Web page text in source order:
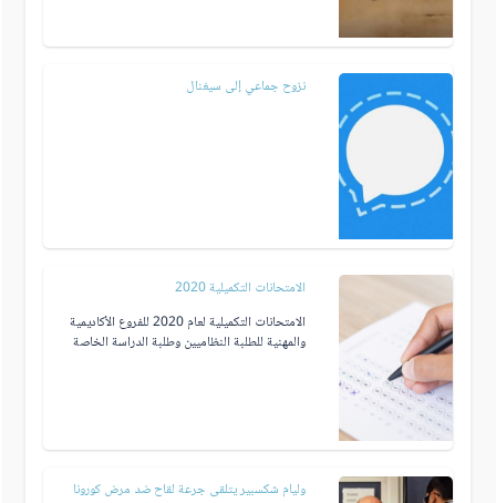
نزوح جماعي إلى سيغنال
الامتحانات التكميلية 2020
الامتحانات التكميلية لعام 2020 للفروع الأكاديمية
والمهنية للطلبة النظاميين وطلبة الدراسة الخاصة
وليام شكسبير يتلقى جرعة لقاح ضد مرض كورونا